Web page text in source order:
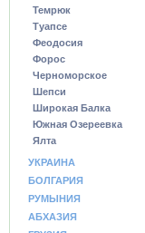
Темрюк
Туапсе
Феодосия
Форос
Черноморское
Шепси
Широкая Балка
Южная Озереевка
Ялта
УКРАИНА
БОЛГАРИЯ
РУМЫНИЯ
АБХАЗИЯ